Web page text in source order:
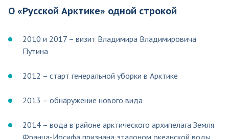
О «Русской Арктике» одной строкой
2010 и 2017 – визит Владимира Владимировича
Путина
2012 – старт генеральной уборки в Арктике
2013 – обнаружение нового вида
2014 – вода в районе арктического архипелага Земля